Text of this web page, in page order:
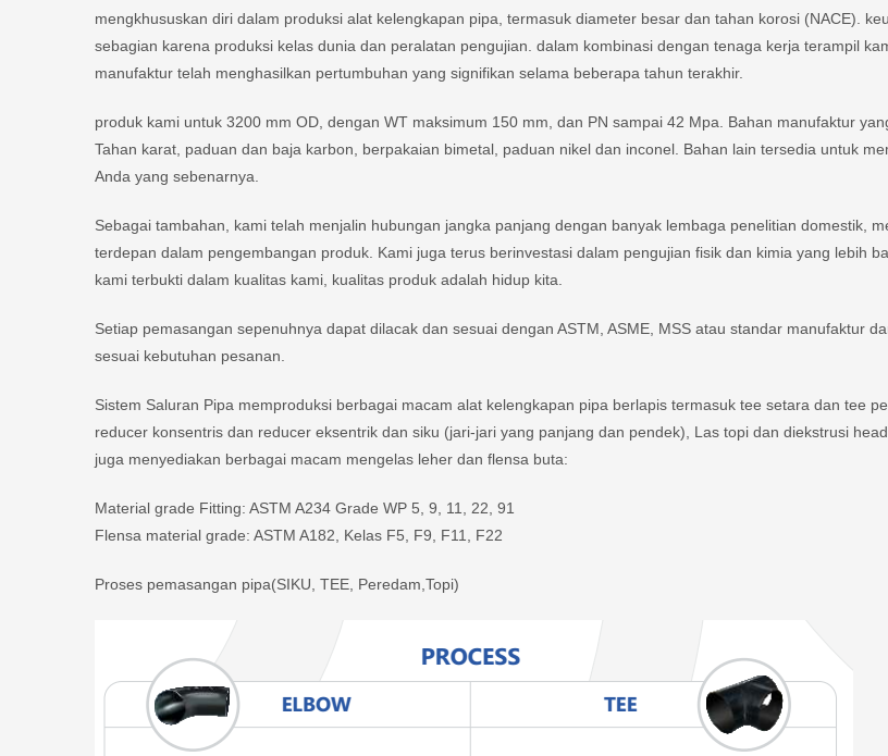
mengkhususkan diri dalam produksi alat kelengkapan pipa, termasuk diameter besar dan tahan korosi (NACE).
sebagian karena produksi kelas dunia dan peralatan pengujian. dalam kombinasi dengan tenaga kerja terampil
manufaktur telah menghasilkan pertumbuhan yang signifikan selama beberapa tahun terakhir.
produk kami untuk 3200 mm OD, dengan WT maksimum 150 mm, dan PN sampai 42 Mpa. Bahan manufaktur
Tahan karat, paduan dan baja karbon, berpakaian bimetal, paduan nikel dan inconel. Bahan lain tersedia untuk
Anda yang sebenarnya.
Sebagai tambahan, kami telah menjalin hubungan jangka panjang dengan banyak lembaga penelitian domestik,
terdepan dalam pengembangan produk. Kami juga terus berinvestasi dalam pengujian fisik dan kimia yang lebih
kami terbukti dalam kualitas kami, kualitas produk adalah hidup kita.
Setiap pemasangan sepenuhnya dapat dilacak dan sesuai dengan ASTM, ASME, MSS atau standar manufaktur
sesuai kebutuhan pesanan.
Sistem Saluran Pipa memproduksi berbagai macam alat kelengkapan pipa berlapis termasuk tee setara dan tee
reducer konsentris dan reducer eksentrik dan siku (jari-jari yang panjang dan pendek), Las topi dan diekstrusi
juga menyediakan berbagai macam mengelas leher dan flensa buta:
Material grade Fitting: ASTM A234 Grade WP 5, 9, 11, 22, 91
Flensa material grade: ASTM A182, Kelas F5, F9, F11, F22
Proses pemasangan pipa(SIKU, TEE, Peredam,Topi)